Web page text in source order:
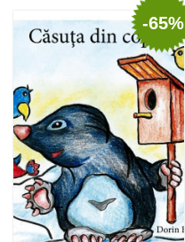
Stoc epuizat-65%